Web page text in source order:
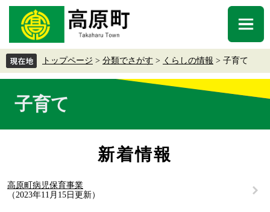
先
頭
を
飛
ニ
ュ
ー
トップページ > 分類でさがす > くらしの情報 > 子育て
子育て
新着情報
高原町病児保育事業
2023年11月15日更新